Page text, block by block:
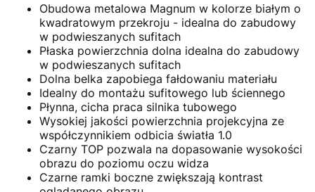
Obudowa metalowa Magnum w kolorze białym o
kwadratowym przekroju - idealna do zabudowy
w podwieszanych sufitach
Płaska powierzchnia dolna idealna do zabudowy
w podwieszanych sufitach
Dolna belka zapobiega fałdowaniu materiału
Idealny do montażu sufitowego lub ściennego
Płynna, cicha praca silnika tubowego
Wysokiej jakości powierzchnia projekcyjna ze
współczynnikiem odbicia światła 1.0
Czarny TOP pozwala na dopasowanie wysokości
obrazu do poziomu oczu widza
Czarne ramki boczne zwiększają kontrast